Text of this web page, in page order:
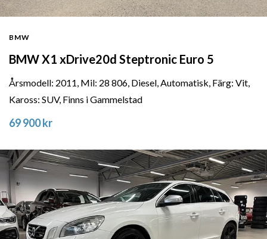
BMW
BMW X1 xDrive20d Steptronic Euro 5
Årsmodell: 2011, Mil: 28 806, Diesel, Automatisk, Färg: Vit,
Kaross: SUV, Finns i Gammelstad
69 900 kr